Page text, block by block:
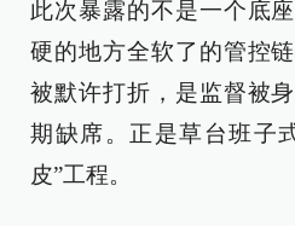
此次暴露的不是一个底
硬的地方全软了的管控
被默许打折，是监督被
期缺席。正是草台班子
皮”工程。